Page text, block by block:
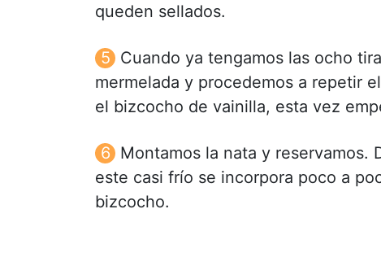
queden sellados.
Cuando ya tengamos las ocho
mermelada y procedemos a repetir
el bizcocho de vainilla, esta vez
Montamos la nata y reservamos.
este casi frío se incorpora poco a
bizcocho.